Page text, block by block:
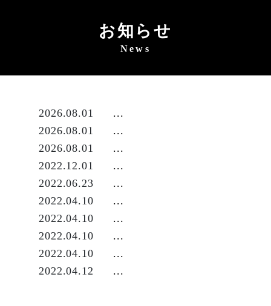
t
お知らせ
News
2026.08.01
...
2026.08.01
...
2026.08.01
...
2022.12.01
...
2022.06.23
...
2022.04.10
...
2022.04.10
...
2022.04.10
...
2022.04.10
...
2022.04.12
...